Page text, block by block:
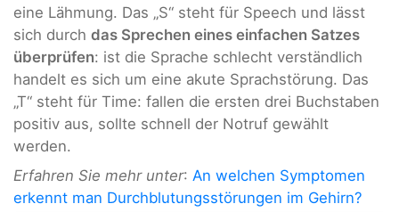
eine Lähmung. Das „S“ steht für Speech und lässt
sich durch das Sprechen eines einfachen Satzes
überprüfen: ist die Sprache schlecht verständlich
handelt es sich um eine akute Sprachstörung. Das
„T“ steht für Time: fallen die ersten drei Buchstaben
positiv aus, sollte schnell der Notruf gewählt
werden.
Erfahren Sie mehr unter: An welchen Symptomen
erkennt man Durchblutungsstörungen im Gehirn?